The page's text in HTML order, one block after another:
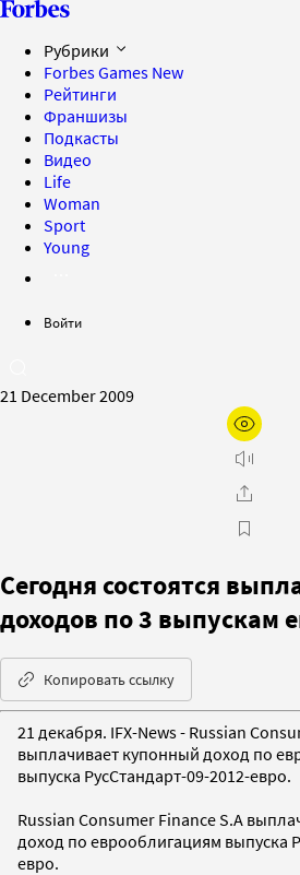
Рубрики
Forbes Games New
Рейтинги
Франшизы
Подкасты
Видео
Life
Woman
Sport
Young
Войти
21 December 2009
Сегодня состоятся
доходов по 3 выпускам
Копировать ссылку
21 декабря. IFX-News - Russian
выплачивает купонный доход по
выпуска РусСтандарт-09-2012-евро.
Russian Consumer Finance S.A
доход по еврооблигациям выпуска
евро.